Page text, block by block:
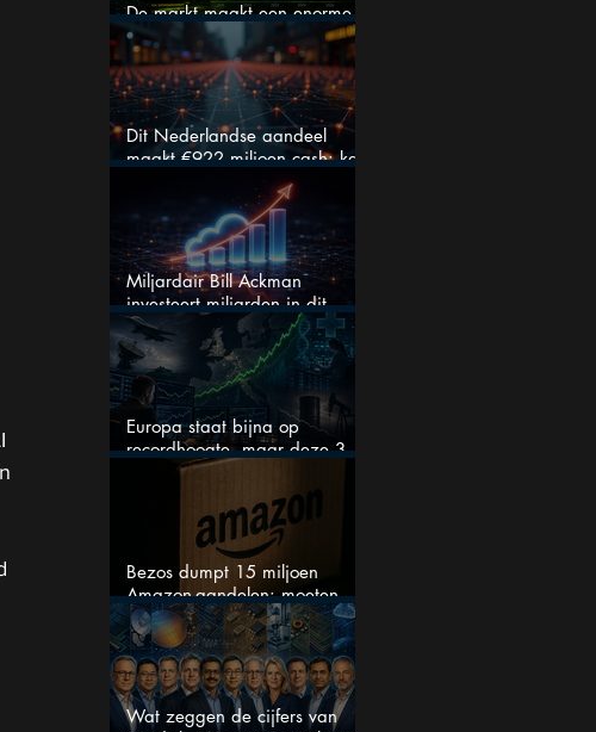
De markt maakt een enorme
fout bij Nvidia
Dit Nederlandse aandeel
maakt €922 miljoen cash: kan
dit dividendaandeel blijven
Miljardair Bill Ackman
investeert miljarden in dit
techaandeel
Europa staat bijna op
recordhoogte, maar deze 3
sectoren vallen nu op
Bezos dumpt 15 miljoen
Amazon-aandelen: moeten
beleggers zich zorgen maken?
Wat zeggen de cijfers van